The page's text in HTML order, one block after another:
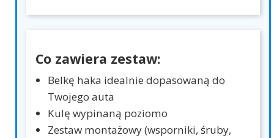
Co zawiera zestaw:
Belkę haka idealnie dopasowaną do
Twojego auta
Kulę wypinaną poziomo
Zestaw montażowy (wsporniki, śruby,